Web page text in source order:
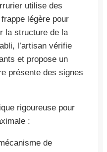
utilise des
légère pour
la structure de la
l’artisan vérifie
et propose un
présente des signes
rigoureuse pour
:
de